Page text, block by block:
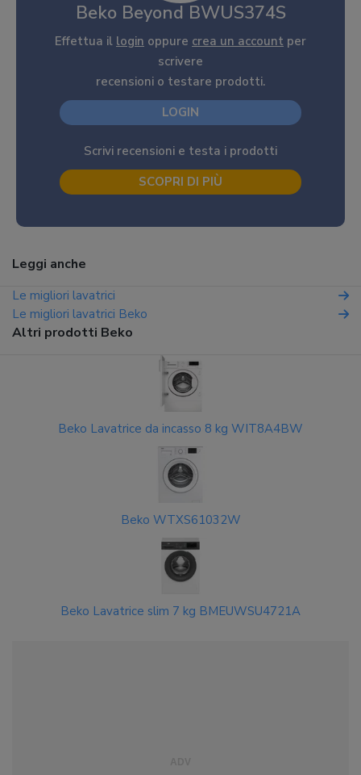
Beko Beyond BWUS374S
Effettua il login oppure crea un account per
scrivere
recensioni o testare prodotti.
LOGIN
Scrivi recensioni e testa i prodotti
SCOPRI DI PIÙ
Leggi anche
Le migliori lavatrici
Le migliori lavatrici Beko
Altri prodotti Beko
Beko Lavatrice da incasso 8 kg WIT8A4BW
Beko WTXS61032W
Beko Lavatrice slim 7 kg BMEUWSU4721A